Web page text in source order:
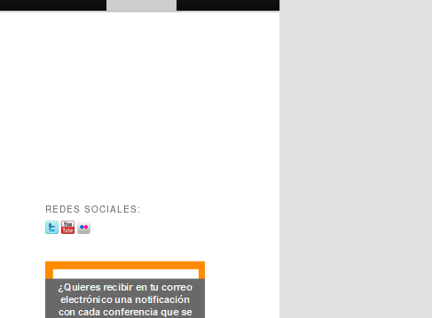
REDES SOCIALES: